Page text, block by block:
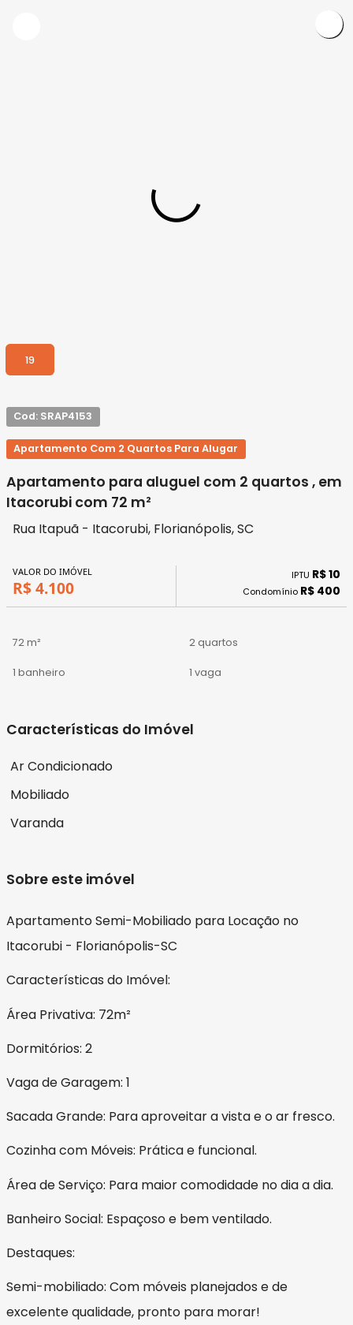
19
Cod: SRAP4153
Apartamento Com 2 Quartos Para Alugar
Apartamento para aluguel com 2 quartos , em
Itacorubi com 72 m²
Rua Itapuã - Itacorubi, Florianópolis, SC
VALOR DO IMÓVEL
R$ 4.100
IPTU R$ 10
Condomínio R$ 400
72 m² 2 quartos
1 banheiro 1 vaga
Características do Imóvel
Ar Condicionado
Mobiliado
Varanda
Sobre este imóvel
Apartamento Semi-Mobiliado para Locação no
Itacorubi - Florianópolis-SC
Características do Imóvel:
Área Privativa: 72m²
Dormitórios: 2
Vaga de Garagem: 1
Sacada Grande: Para aproveitar a vista e o ar fresco.
Cozinha com Móveis: Prática e funcional.
Área de Serviço: Para maior comodidade no dia a dia.
Banheiro Social: Espaçoso e bem ventilado.
Destaques:
Semi-mobiliado: Com móveis planejados e de
excelente qualidade, pronto para morar!